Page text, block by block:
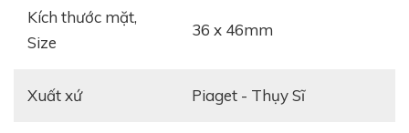
Tham khảo:
Đồng hồ Piaget Altiplano Ultimate
Kích thước mặt,
Size
36 x 46mm
Xuất xứ Piaget - Thụy Sĩ